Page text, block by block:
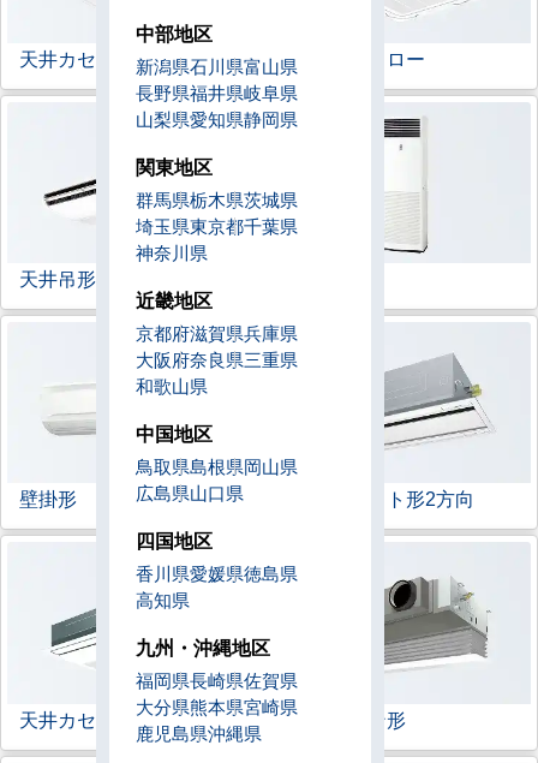
天井カセット形4方向 ラウンドフロー
天井吊形
壁掛形 天井カセット形2方向
天井カセット形1方向 ビルトイン形
中部地区
新潟県石川県富山県
長野県福井県岐阜県
山梨県愛知県静岡県
関東地区
群馬県栃木県茨城県
埼玉県東京都千葉県
神奈川県
近畿地区
京都府滋賀県兵庫県
大阪府奈良県三重県
和歌山県
中国地区
鳥取県島根県岡山県
広島県山口県
四国地区
香川県愛媛県徳島県
高知県
九州・沖縄地区
福岡県長崎県佐賀県
大分県熊本県宮崎県
鹿児島県沖縄県